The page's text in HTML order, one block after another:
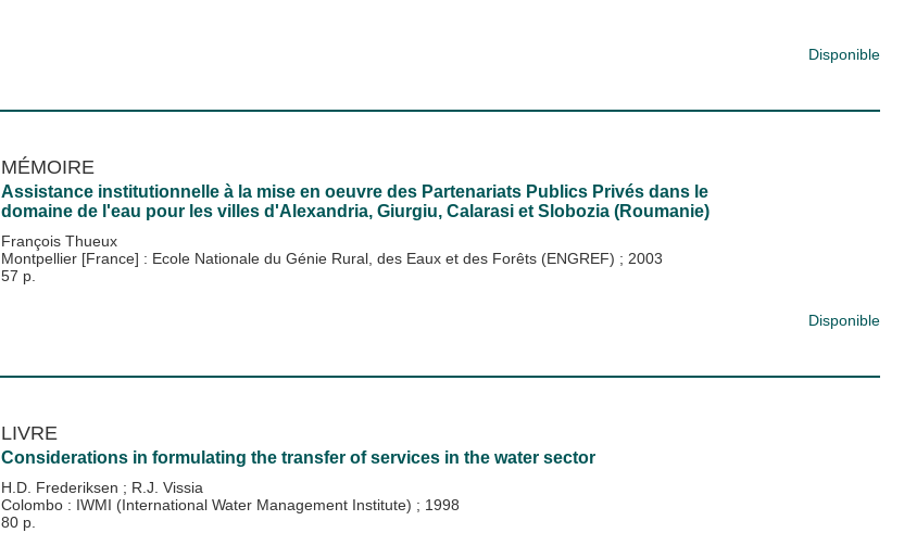
Disponible
MÉMOIRE
Assistance institutionnelle à la mise en oeuvre des Partenariats Publics Privés dans le
domaine de l'eau pour les villes d'Alexandria, Giurgiu, Calarasi et Slobozia (Roumanie)
François Thueux
Montpellier [France] : Ecole Nationale du Génie Rural, des Eaux et des Forêts (ENGREF) ; 2003
57 p.
Disponible
LIVRE
Considerations in formulating the transfer of services in the water sector
H.D. Frederiksen ; R.J. Vissia
Colombo : IWMI (International Water Management Institute) ; 1998
80 p.